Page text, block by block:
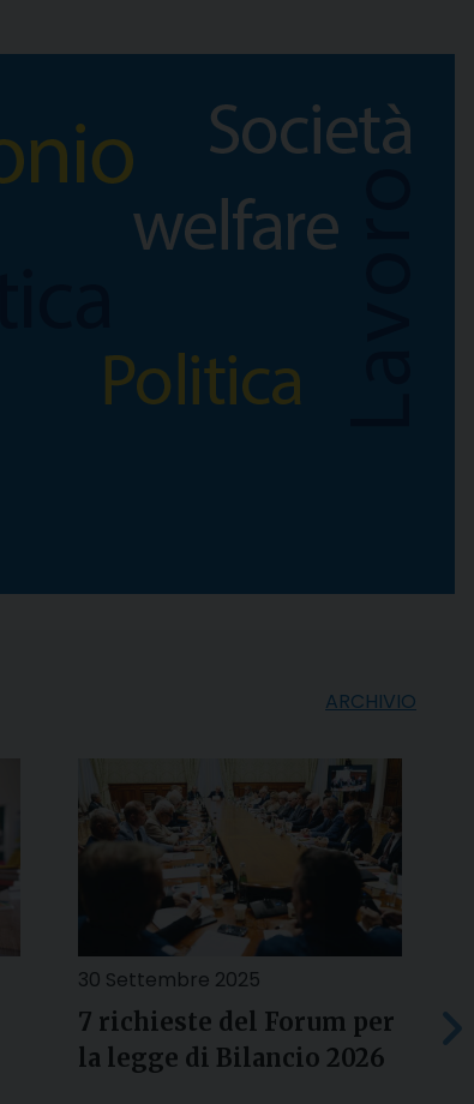
ARCHIVIO
30 Settembre 2025
7 richieste del Forum per
la legge di Bilancio 2026